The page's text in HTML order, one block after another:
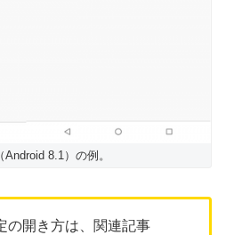
Android 8.1）の例。
の開き方は、関連記事